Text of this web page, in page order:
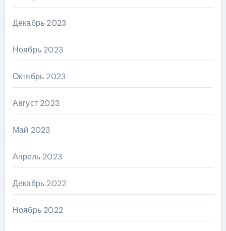
Декабрь 2023
Ноябрь 2023
Октябрь 2023
Август 2023
Май 2023
Апрель 2023
Декабрь 2022
Ноябрь 2022